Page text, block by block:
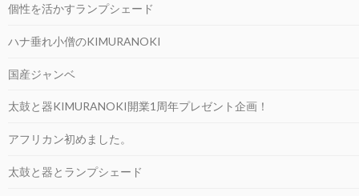
個性を活かすランプシェード
ハナ垂れ小僧のKIMURANOKI
国産ジャンベ
太鼓と器KIMURANOKI開業1周年プレゼント企画！
アフリカン初めました。
太鼓と器とランプシェード